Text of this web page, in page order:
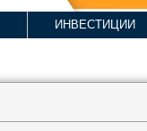
ИНВЕСТИЦИИ